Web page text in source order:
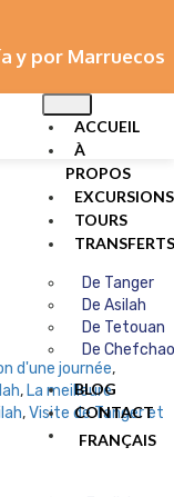
y por Marruecos
ACCUEIL
À
PROPOS
EXCURSIONS
TOURS
TRANSFERTS
De Tanger
De Asilah
De Tetouan
De
BLOG
CONTACT
FRANÇAIS
d'une journée,
, La meilleure
,Visite de Tanger et